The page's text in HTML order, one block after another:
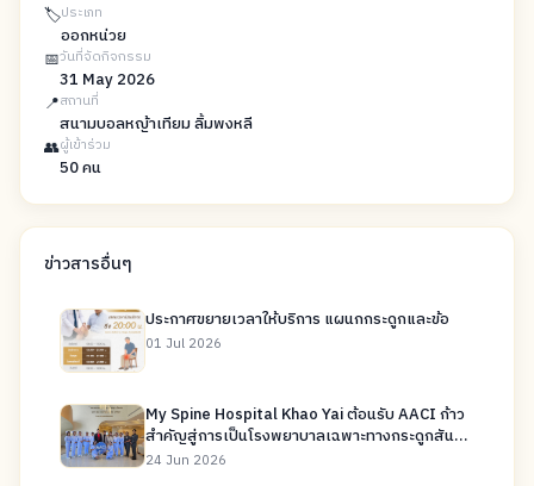
🏷️ประเภท
ออกหน่วย
📅วันที่จัดกิจกรรม
31 May 2026
📍สถานที่
สนามบอลหญ้าเทียม ลิ้มพงหลี
👥ผู้เข้าร่วม
50 คน
ข่าวสารอื่นๆ
ประกาศขยายเวลาให้บริการ แผนกกระดูกและข้อ
01 Jul 2026
My Spine Hospital Khao Yai ต้อนรับ AACI ก้าว
สำคัญสู่การเป็นโรงพยาบาลเฉพาะทางกระดูกสัน
หลังระดับสากล
24 Jun 2026